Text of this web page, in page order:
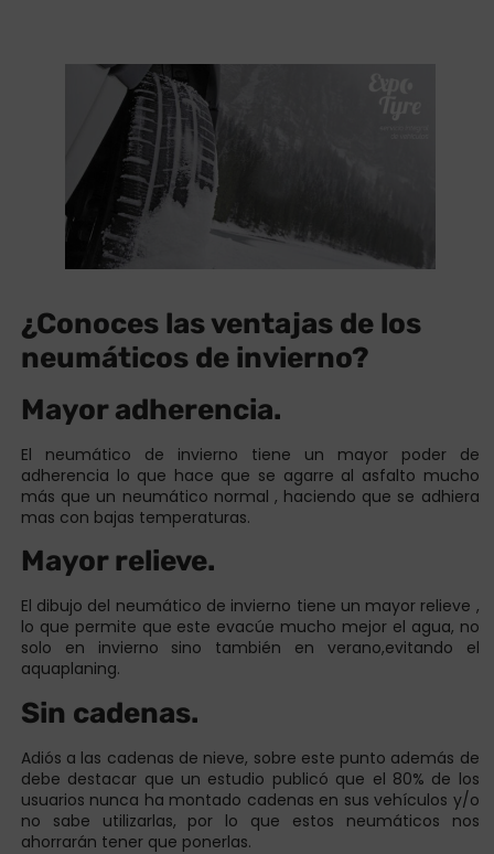
¿Conoces las ventajas de los
neumáticos de invierno?
Mayor adherencia.
El neumático de invierno tiene un mayor poder de
adherencia lo que hace que se agarre al asfalto mucho
más que un neumático normal , haciendo que se adhiera
mas con bajas temperaturas.
Mayor relieve.
El dibujo del neumático de invierno tiene un mayor relieve ,
lo que permite que este evacúe mucho mejor el agua, no
solo en invierno sino también en verano,evitando el
aquaplaning.
Sin cadenas.
Adiós a las cadenas de nieve, sobre este punto además de
debe destacar que un estudio publicó que el 80% de los
usuarios nunca ha montado cadenas en sus vehículos y/o
no sabe utilizarlas, por lo que estos neumáticos nos
ahorrarán tener que ponerlas.